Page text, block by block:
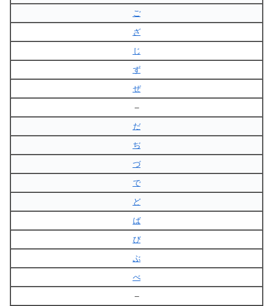
ご
ざ
じ
ず
ぜ
–
だ
ぢ
づ
で
ど
ば
び
ぶ
べ
–